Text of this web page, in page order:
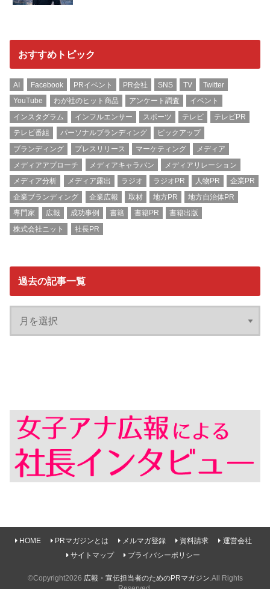
おすすめトピック
AI Facebook PRイベント PR会社 SNS TV
Twitter
YouTube
わが社のヒット商品 アンケート調査
イベント
インスタグラム
インフルエンサー スポーツ テレビ
テレビPR
テレビ番組
パーソナルブランディング
ピックアップ
ブランディング
プレスリリース マーケティング
メディア
メディアアプローチ
メディアキャラバン
メディアリレーション
メディア分析
メディア露出 ラジオ ラジオPR 人物PR
企業PR
企業ブランディング
企業広報 取材 地方PR
地方自治体PR
専門家
広報 成功事例 書籍 書籍PR
書籍出版
株式会社ニット
社長PR
過去の記事一覧
HOME PRマガジンとは メルマガ登録 資料請求
運営会社
サイトマップ
プライバシーポリシー
©Copyright2026 広報・宣伝担当者のためのPRマガジン .All Rights